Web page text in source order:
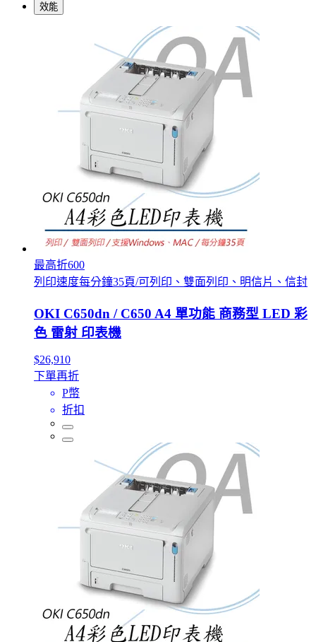
效能
最高折600
列印速度每分鐘35頁/可列印、雙面列印、明信片、信封
OKI C650dn / C650 A4 單功能 商務型 LED 彩
色 雷射 印表機
$26,910
下單再折
P幣
折扣